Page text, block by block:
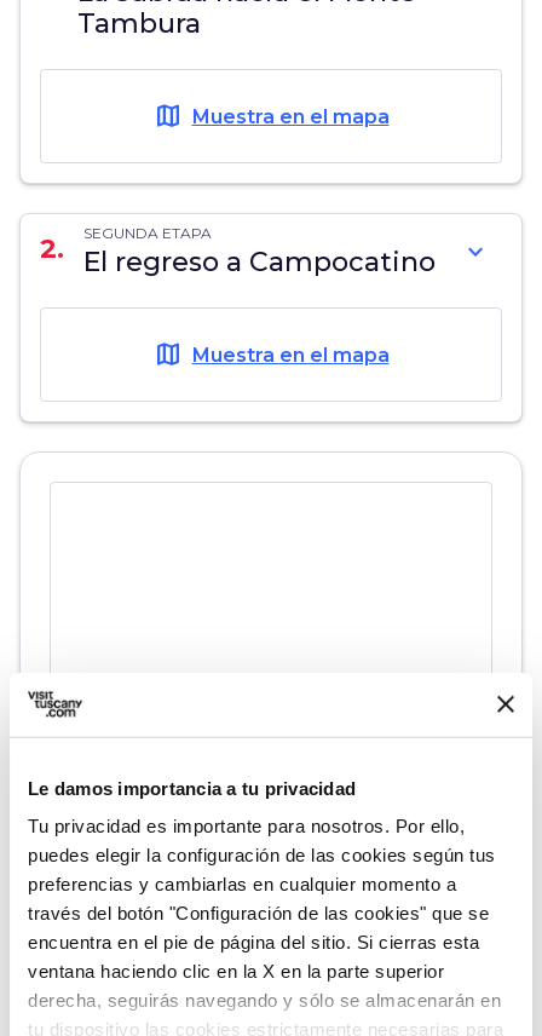
Le damos importancia a tu privacidad
Tu privacidad es importante para nosotros. Por ello,
puedes elegir la configuración de las cookies según tus
preferencias y cambiarlas en cualquier momento a
través del botón "Configuración de las cookies" que se
encuentra en el pie de página del sitio. Si cierras esta
ventana haciendo clic en la X en la parte superior
derecha, seguirás navegando y sólo se almacenarán en
tu dispositivo las cookies estrictamente necesarias para
Tambura
map Muestra en el mapa
2. SEGUNDA ETAPA
El regreso a Campocatino expand_more
map Muestra en el mapa
Informaciones
directions Medios de transporte y duración
A pie, 13 km
schedule Duración
7 horas